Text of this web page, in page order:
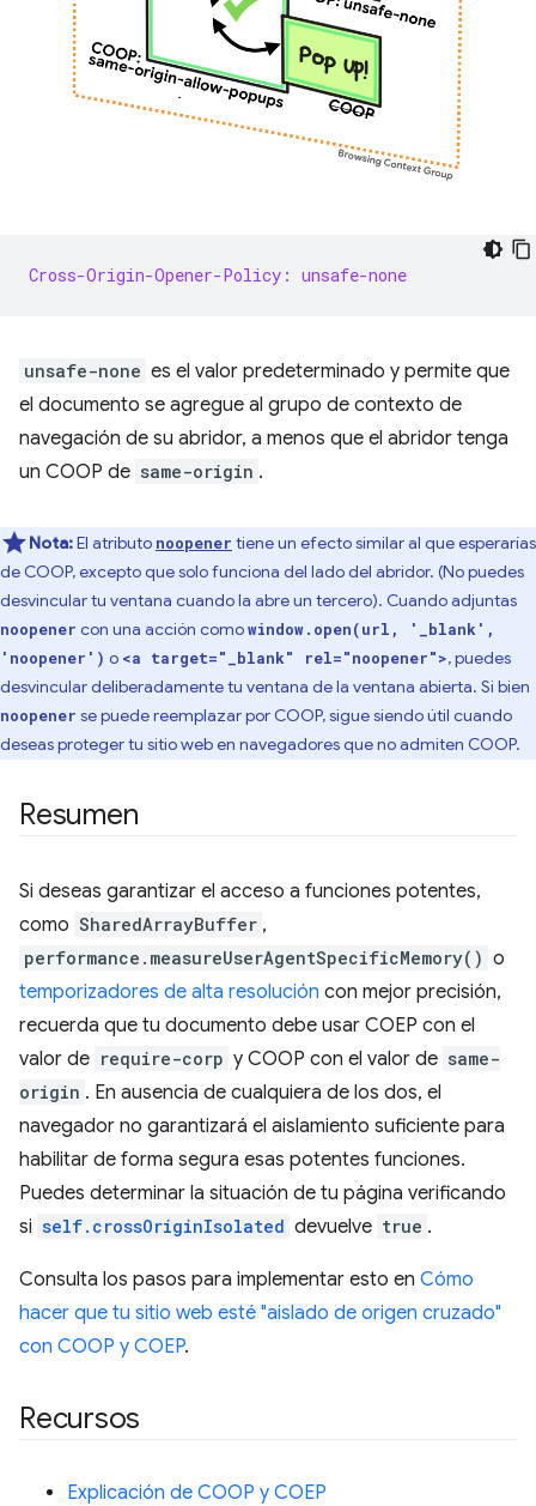
Cross-Origin-Opener-Policy: unsafe-none
unsafe-none es el valor predeterminado y permite que
el documento se agregue al grupo de contexto de
navegación de su abridor, a menos que el abridor tenga
un COOP de same-origin .
Nota:El atributo noopener tiene un efecto similar al que esperarías
de COOP, excepto que solo funciona del lado del abridor. (No puedes
desvincular tu ventana cuando la abre un tercero). Cuando adjuntas
noopener con una acción comowindow.open(url, '_blank',
'noopener') o <a target="_blank" rel="noopener">, puedes
desvincular deliberadamente tu ventana de la ventana abierta. Si bien
noopener se puede reemplazar por COOP, sigue siendo útil cuando
deseas proteger tu sitio web en navegadores que no admiten COOP.
Resumen
Si deseas garantizar el acceso a funciones potentes,
como SharedArrayBuffer ,
performance.measureUserAgentSpecificMemory() o
temporizadores de alta resolución con mejor precisión,
recuerda que tu documento debe usar COEP con el
valor de require-corp y COOP con el valor de same-
origin . En ausencia de cualquiera de los dos, el
navegador no garantizará el aislamiento suficiente para
habilitar de forma segura esas potentes funciones.
Puedes determinar la situación de tu página verificando
si self.crossOriginIsolated devuelve true .
Consulta los pasos para implementar esto en Cómo
hacer que tu sitio web esté "aislado de origen cruzado"
con COOP y COEP.
Recursos
Explicación de COOP y COEP